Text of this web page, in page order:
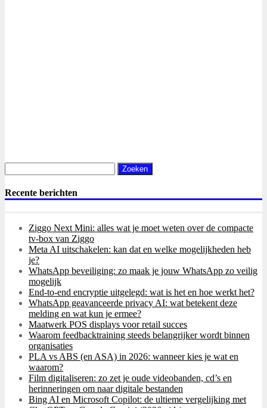
naar:
Recente berichten
Ziggo Next Mini: alles wat je moet weten over de compacte
tv-box van Ziggo
Meta AI uitschakelen: kan dat en welke mogelijkheden heb
je?
WhatsApp beveiliging: zo maak je jouw WhatsApp zo veilig
mogelijk
End-to-end encryptie uitgelegd: wat is het en hoe werkt het?
WhatsApp geavanceerde privacy AI: wat betekent deze
melding en wat kun je ermee?
Maatwerk POS displays voor retail succes
Waarom feedbacktraining steeds belangrijker wordt binnen
organisaties
PLA vs ABS (en ASA) in 2026: wanneer kies je wat en
waarom?
Film digitaliseren: zo zet je oude videobanden, cd’s en
herinneringen om naar digitale bestanden
Bing AI en Microsoft Copilot: de ultieme vergelijking met